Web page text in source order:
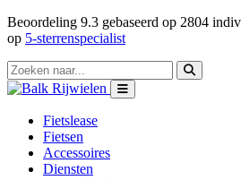
Beoordeling 9.3 gebaseerd op 2804
op 5-sterrenspecialist
Fietslease
Fietsen
Accessoires
Diensten